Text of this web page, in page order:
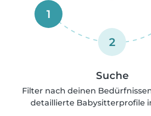
1
2
Suche
Filter nach deinen
detaillierte Babysitterprofile